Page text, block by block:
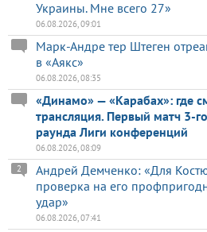
Украины. Мне всего 27»
06.08.2026, 09:01
Марк-Андре тер Штеген
в «Аякс»
06.08.2026, 08:35
«Динамо» — «Карабах»: где
трансляция. Первый матч 3-
раунда Лиги конференций
06.08.2026, 08:09
Андрей Демченко: «Для
проверка на его
удар»
2
06.08.2026, 07:41